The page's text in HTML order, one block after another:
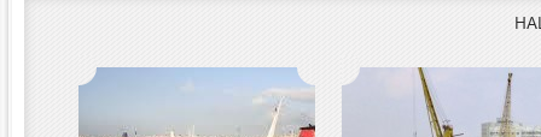
ООО «Якутский речной